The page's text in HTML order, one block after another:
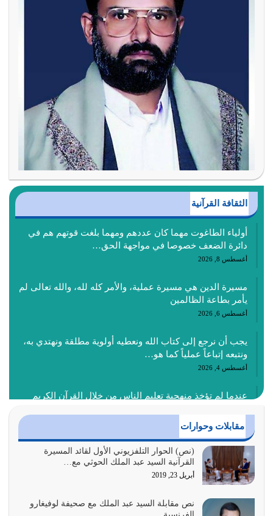
الثقافة القرآنية
أولياء الطاغوت مهما كان عددهم ومهما بلغت قوتهم هم في
دائرة الضعف خصوصا في مواجهة الحق…
أغسطس 8, 2026
مسيرة الدين هي مسيرة عملية، والأمر كله لله، والله تعالى لم
يأمر بطاعة الظالمين
أغسطس 6, 2026
يجب أن نرجع إلى كتاب الله ونعطيه أولوية مطلقة ونهتدي به،
ونتبعه إتباعاً عملياً كما هو…
أغسطس 4, 2026
عندما لم تؤخذ منهجية تعليم الناس من خلال القرآن الكريم
أغسطس 3, 2026
الغاية من الصلاة هو ذكر الله (أقم الصلاة لذكري) إضافة إلى
{وَأَعِدُّوا لَهُمْ مَا…
أغسطس 2, 2026
السبب الرئيسي لشقاء الأمة الابتعاد عن كتاب الله والتعدي
مقابلات وحوارات
(نص) الحوار التلفزيوني الأول لقائد المسيرة
القرآنية السيد عبد الملك الحوثي مع…
أبريل 23, 2019
نص مقابلة السيد عبد الملك مع صحيفة لوفيغارو